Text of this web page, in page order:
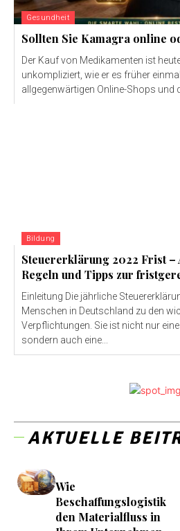
Gesundheit
Sollten Sie Kamagra online
Der Kauf von Medikamenten ist
unkompliziert, wie er es früher
allgegenwärtigen Online-Shops und
Bildung
Steuererklärung 2022 Frist –
Regeln und Tipps zur
Einleitung Die jährliche
Menschen in Deutschland zu den
Verpflichtungen. Sie ist nicht nur
sondern auch eine...
AKTUELLE
Wie
Beschaffungslogistik
den Materialfluss in